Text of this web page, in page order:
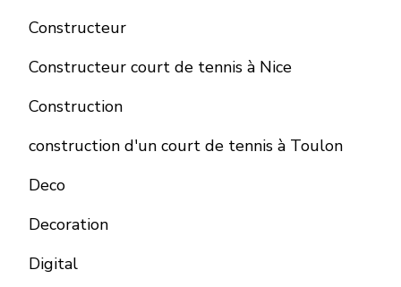
Constructeur
Constructeur court de tennis à Nice
Construction
construction d'un court de tennis à Toulon
Deco
Decoration
Digital